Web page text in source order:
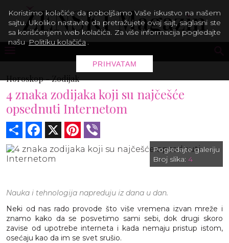
Horoskop -Zodijak
4 znaka zodijaka koji su najčešće
opsednuti Internetom
Share Facebook Pinterest
Pogledajte galeriju
Broj slika: 4
Nauka i tehnologija napreduju iz dana u dan.
Neki od nas rado provode što više vremena izvan mreže i
znamo kako da se posvetimo sami sebi, dok drugi skoro
zavise od upotrebe interneta i kada nemaju pristup istom,
osećaju kao da im se svet srušio.
Koristimo kolačiće da poboljšamo Vaše iskustvo na našem
sajtu. Ukoliko nastavite da pretražujete ovaj sajt, saglasni ste
sa korišćenjem web kolačića. Za više informacija pogledajte
našu Politiku kolačića .
PRIHVATAM